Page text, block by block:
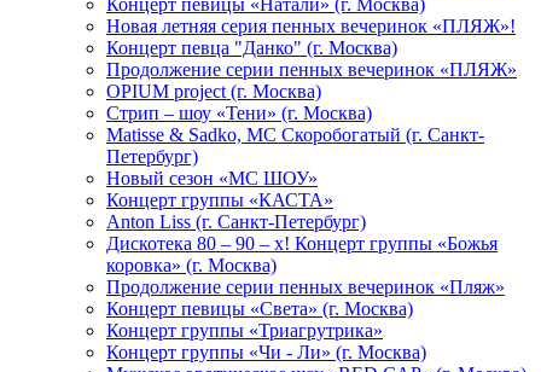
Концерт певицы «Натали» (г. Москва)
Новая летняя серия пенных вечеринок «ПЛЯЖ»!
Концерт певца "Данко" (г. Москва)
Продолжение серии пенных вечеринок «ПЛЯЖ»
OPIUM project (г. Москва)
Стрип – шоу «Тени» (г. Москва)
Matissе & Sadko, MC Скоробогатый (г. Санкт-
Петербург)
Новый сезон «МС ШОУ»
Концерт группы «КАСТА»
Anton Liss (г. Санкт-Петербург)
Дискотека 80 – 90 – х! Концерт группы «Божья
коровка» (г. Москва)
Продолжение серии пенных вечеринок «Пляж»
Концерт певицы «Света» (г. Москва)
Концерт группы «Триагрутрика»
Концерт группы «Чи - Ли» (г. Москва)